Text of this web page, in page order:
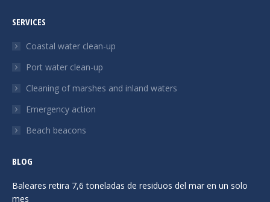
opens
in
window
opens
in
window
in
window
SERVICES
Coastal water clean-up
Port water clean-up
Cleaning of marshes and inland waters
Emergency action
Beach beacons
BLOG
Baleares retira 7,6 toneladas de residuos del mar en un solo
mes